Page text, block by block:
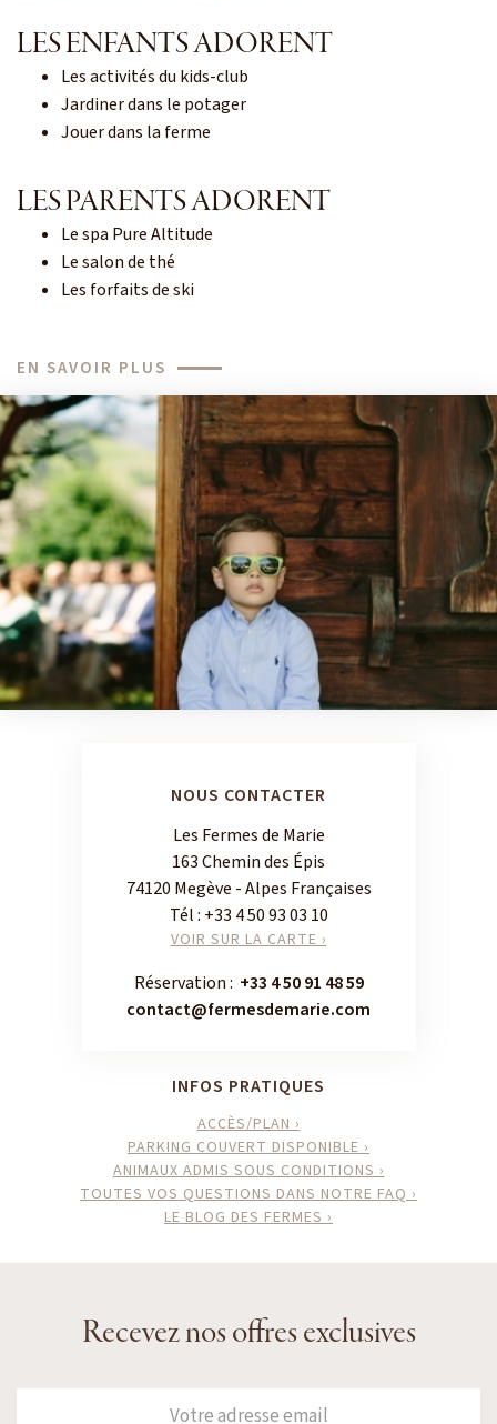
LES ENFANTS ADORENT
Les activités du kids-club
Jardiner dans le potager
Jouer dans la ferme
LES PARENTS ADORENT
Le spa Pure Altitude
Le salon de thé
Les forfaits de ski
EN SAVOIR PLUS
Recevez nos offres exclusives
NOUS CONTACTER
Les Fermes de Marie
163 Chemin des Épis
74120 Megève - Alpes Françaises
Tél : +33 4 50 93 03 10
VOIR SUR LA CARTE ›
Réservation : +33 4 50 91 48 59
contact@fermesdemarie.com
INFOS PRATIQUES
ACCÈS/PLAN ›
PARKING COUVERT DISPONIBLE ›
ANIMAUX ADMIS SOUS CONDITIONS ›
TOUTES VOS QUESTIONS DANS NOTRE FAQ ›
LE BLOG DES FERMES ›